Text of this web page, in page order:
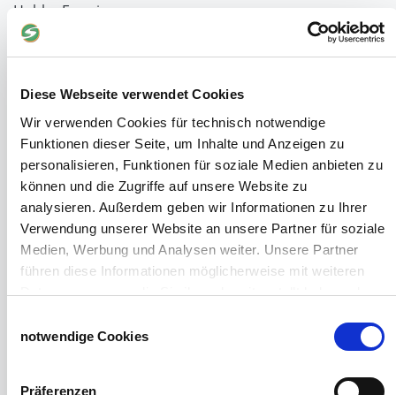
Diese Webseite verwendet Cookies
Wir verwenden Cookies für technisch notwendige
Funktionen dieser Seite, um Inhalte und Anzeigen zu
personalisieren, Funktionen für soziale Medien anbieten zu
können und die Zugriffe auf unsere Website zu
analysieren. Außerdem geben wir Informationen zu Ihrer
Verwendung unserer Website an unsere Partner für soziale
Medien, Werbung und Analysen weiter. Unsere Partner
führen diese Informationen möglicherweise mit weiteren
Daten zusammen, die Sie ihnen bereitgestellt haben oder
haben.
notwendige Cookies
Präferenzen
Hobby-Farming
Grundlagen der Hühnerhaltung
Tiere Landwirtschaft
Geflügeltränken Ratgeber
Milchfieberprophylaxe
Stallapotheke für Hühner
Saatgut für die Pferdeweide
Windschutzgewebe
Windschutznetze für Reithallen
Galerie Windschutznetze
Windschutznetz für Pferdeführanlagen
Windschutznetz für Pferdestall
Lubratec Fronten